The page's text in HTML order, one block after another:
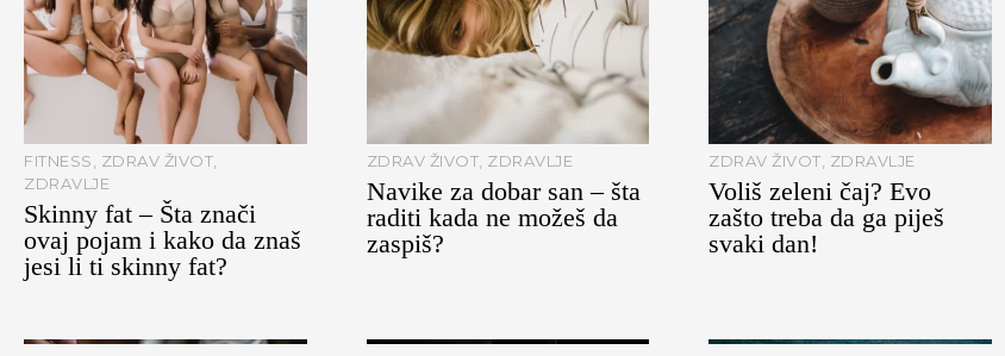
FITNESS, ZDRAV ŽIVOT,
ZDRAVLJE
Skinny fat – Šta znači
ovaj pojam i kako da znaš
jesi li ti skinny fat?
ZDRAV ŽIVOT, ZDRAVLJE
Navike za dobar san – šta
raditi kada ne možeš da
zaspiš?
ZDRAV ŽIVOT, ZDRAVLJE
Voliš zeleni čaj? Evo
zašto treba da ga piješ
svaki dan!